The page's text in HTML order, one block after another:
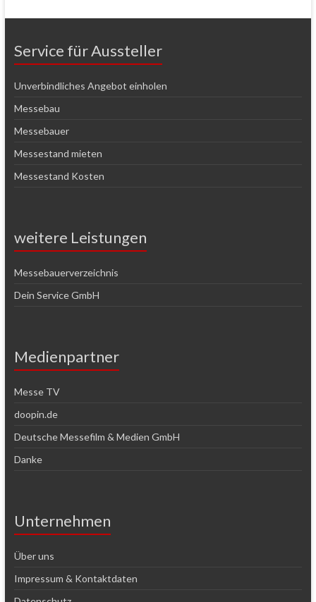
Service für Aussteller
Unverbindliches Angebot einholen
Messebau
Messebauer
Messestand mieten
Messestand Kosten
weitere Leistungen
Messebauerverzeichnis
Dein Service GmbH
Medienpartner
Messe TV
doopin.de
Deutsche Messefilm & Medien GmbH
Danke
Unternehmen
Über uns
Impressum & Kontaktdaten